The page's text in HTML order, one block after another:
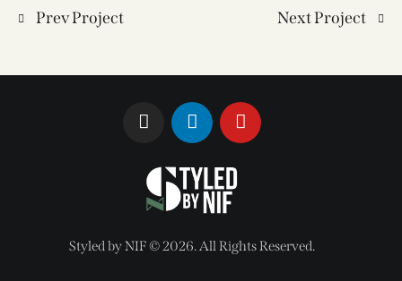
Prev Project Next Project
Styled by NIF © 2026. All Rights Reserved.